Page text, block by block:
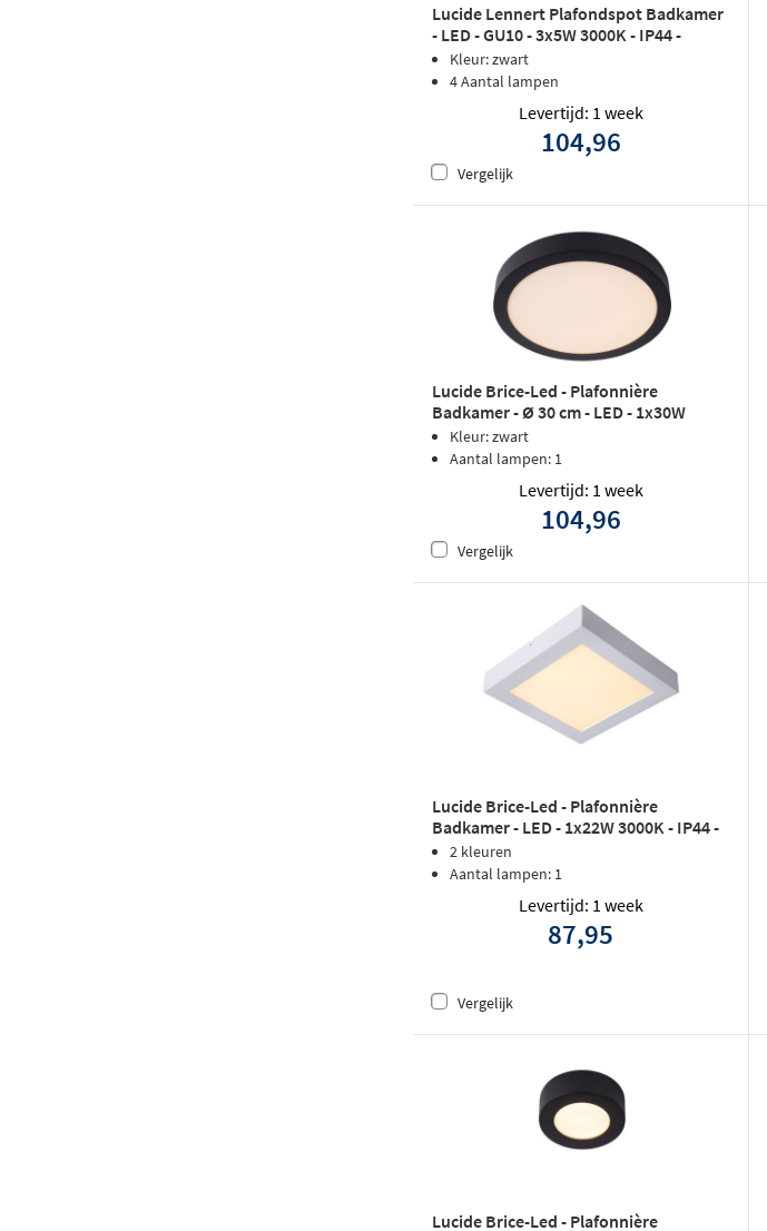
Lucide Lennert Plafondspot Badkamer
- LED - GU10 - 3x5W 3000K - IP44 -
Zwart
Kleur: zwart
4 Aantal lampen
Levertijd: 1 week
104,96
Vergelijk
Lucide Brice-Led - Plafonnière
Badkamer - Ø 30 cm - LED - 1x30W
3000K - IP44 - Zwart
Kleur: zwart
Aantal lampen: 1
Levertijd: 1 week
104,96
Vergelijk
Lucide Brice-Led - Plafonnière
Badkamer - LED - 1x22W 3000K - IP44 -
Wit2 kleuren
Aantal lampen: 1
Levertijd: 1 week
87,95
Vergelijk
Lucide Brice-Led - Plafonnière